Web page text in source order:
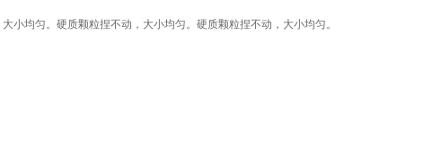
小均匀。硬质颗粒捏不动，大小均匀。硬质颗粒捏不动，大小均匀。